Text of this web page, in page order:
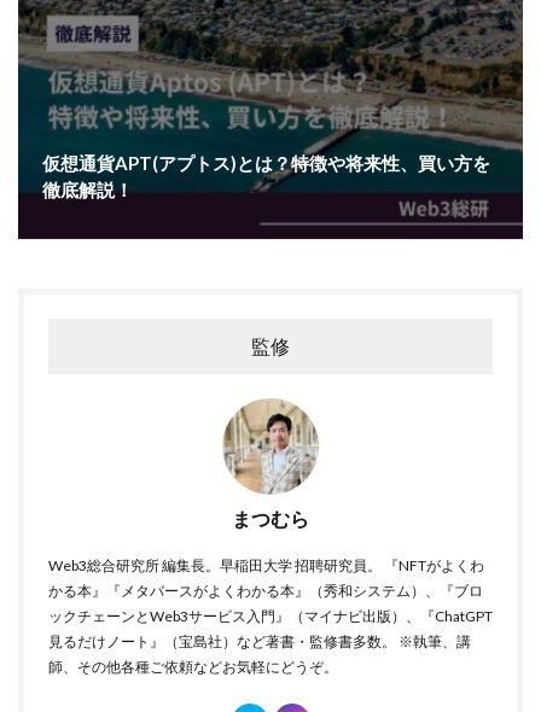
仮想通貨APT(アプトス)とは？特徴や将来性、買い方を
徹底解説！
監修
まつむら
Web3総合研究所 編集長。早稲田大学 招聘研究員。 『NFTがよくわ
かる本』『メタバースがよくわかる本』（秀和システム）、『ブロ
ックチェーンとWeb3サービス入門』（マイナビ出版）、『ChatGPT
見るだけノート』（宝島社）など著書・監修書多数。 ※執筆、講
師、その他各種ご依頼などお気軽にどうぞ。